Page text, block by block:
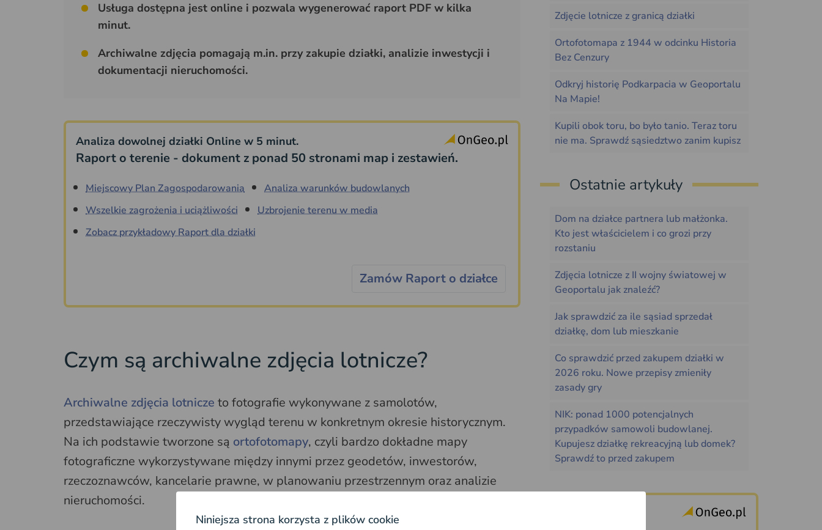
Usługa dostępna jest online i pozwala wygenerować raport PDF w kilka
minut.
Archiwalne zdjęcia pomagają m.in. przy zakupie działki, analizie inwestycji i
dokumentacji nieruchomości.
Analiza dowolnej działki Online w 5 minut.
Raport o terenie - dokument z ponad 50 stronami map i zestawień.
Miejscowy Plan Zagospodarowania
Analiza warunków budowlanych
Wszelkie zagrożenia i uciążliwości
Uzbrojenie terenu w media
Zobacz przykładowy Raport dla działki
Zamów Raport o działce
Czym są archiwalne zdjęcia lotnicze?
Archiwalne zdjęcia lotnicze to fotografie wykonywane z samolotów,
przedstawiające rzeczywisty wygląd terenu w konkretnym okresie historycznym.
Na ich podstawie tworzone są ortofotomapy, czyli bardzo dokładne mapy
fotograficzne wykorzystywane między innymi przez geodetów, inwestorów,
rzeczoznawców, kancelarie prawne, w planowaniu przestrzennym oraz analizie
nieruchomości.
Zdjęcie lotnicze z granicą działki
Ortofotomapa z 1944 w odcinku Historia
Bez Cenzury
Odkryj historię Podkarpacia w Geoportalu
Na Mapie!
Kupili obok toru, bo było tanio. Teraz toru
nie ma. Sprawdź sąsiedztwo zanim kupisz
Ostatnie artykuły
Dom na działce partnera lub małżonka.
Kto jest właścicielem i co grozi przy
rozstaniu
Zdjęcia lotnicze z II wojny światowej w
Geoportalu jak znaleźć?
Jak sprawdzić za ile sąsiad sprzedał
działkę, dom lub mieszkanie
Co sprawdzić przed zakupem działki w
2026 roku. Nowe przepisy zmieniły
zasady gry
NIK: ponad 1000 potencjalnych
przypadków samowoli budowlanej.
Kupujesz działkę rekreacyjną lub domek?
Sprawdź to przed zakupem
Niniejsza strona korzysta z plików cookie